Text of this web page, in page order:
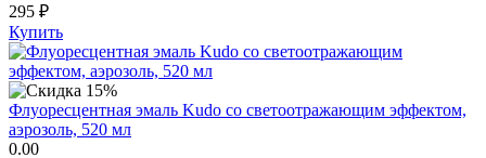
295 ₽
Купить
Флуоресцентная эмаль Kudo со светоотражающим эффектом,
аэрозоль, 520 мл
0.00